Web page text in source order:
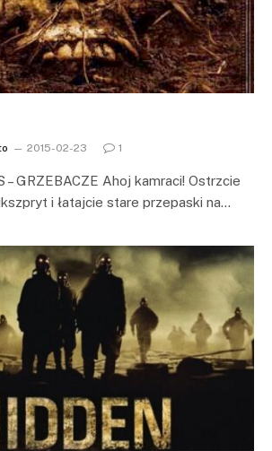
2015-02-23 1
– GRZEBACZE Ahoj kamraci! Ostrzcie
i łatajcie stare przepaski na…